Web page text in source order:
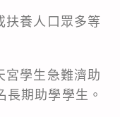
扶養人口眾多等
宮學生急難濟助
長期助學學生。